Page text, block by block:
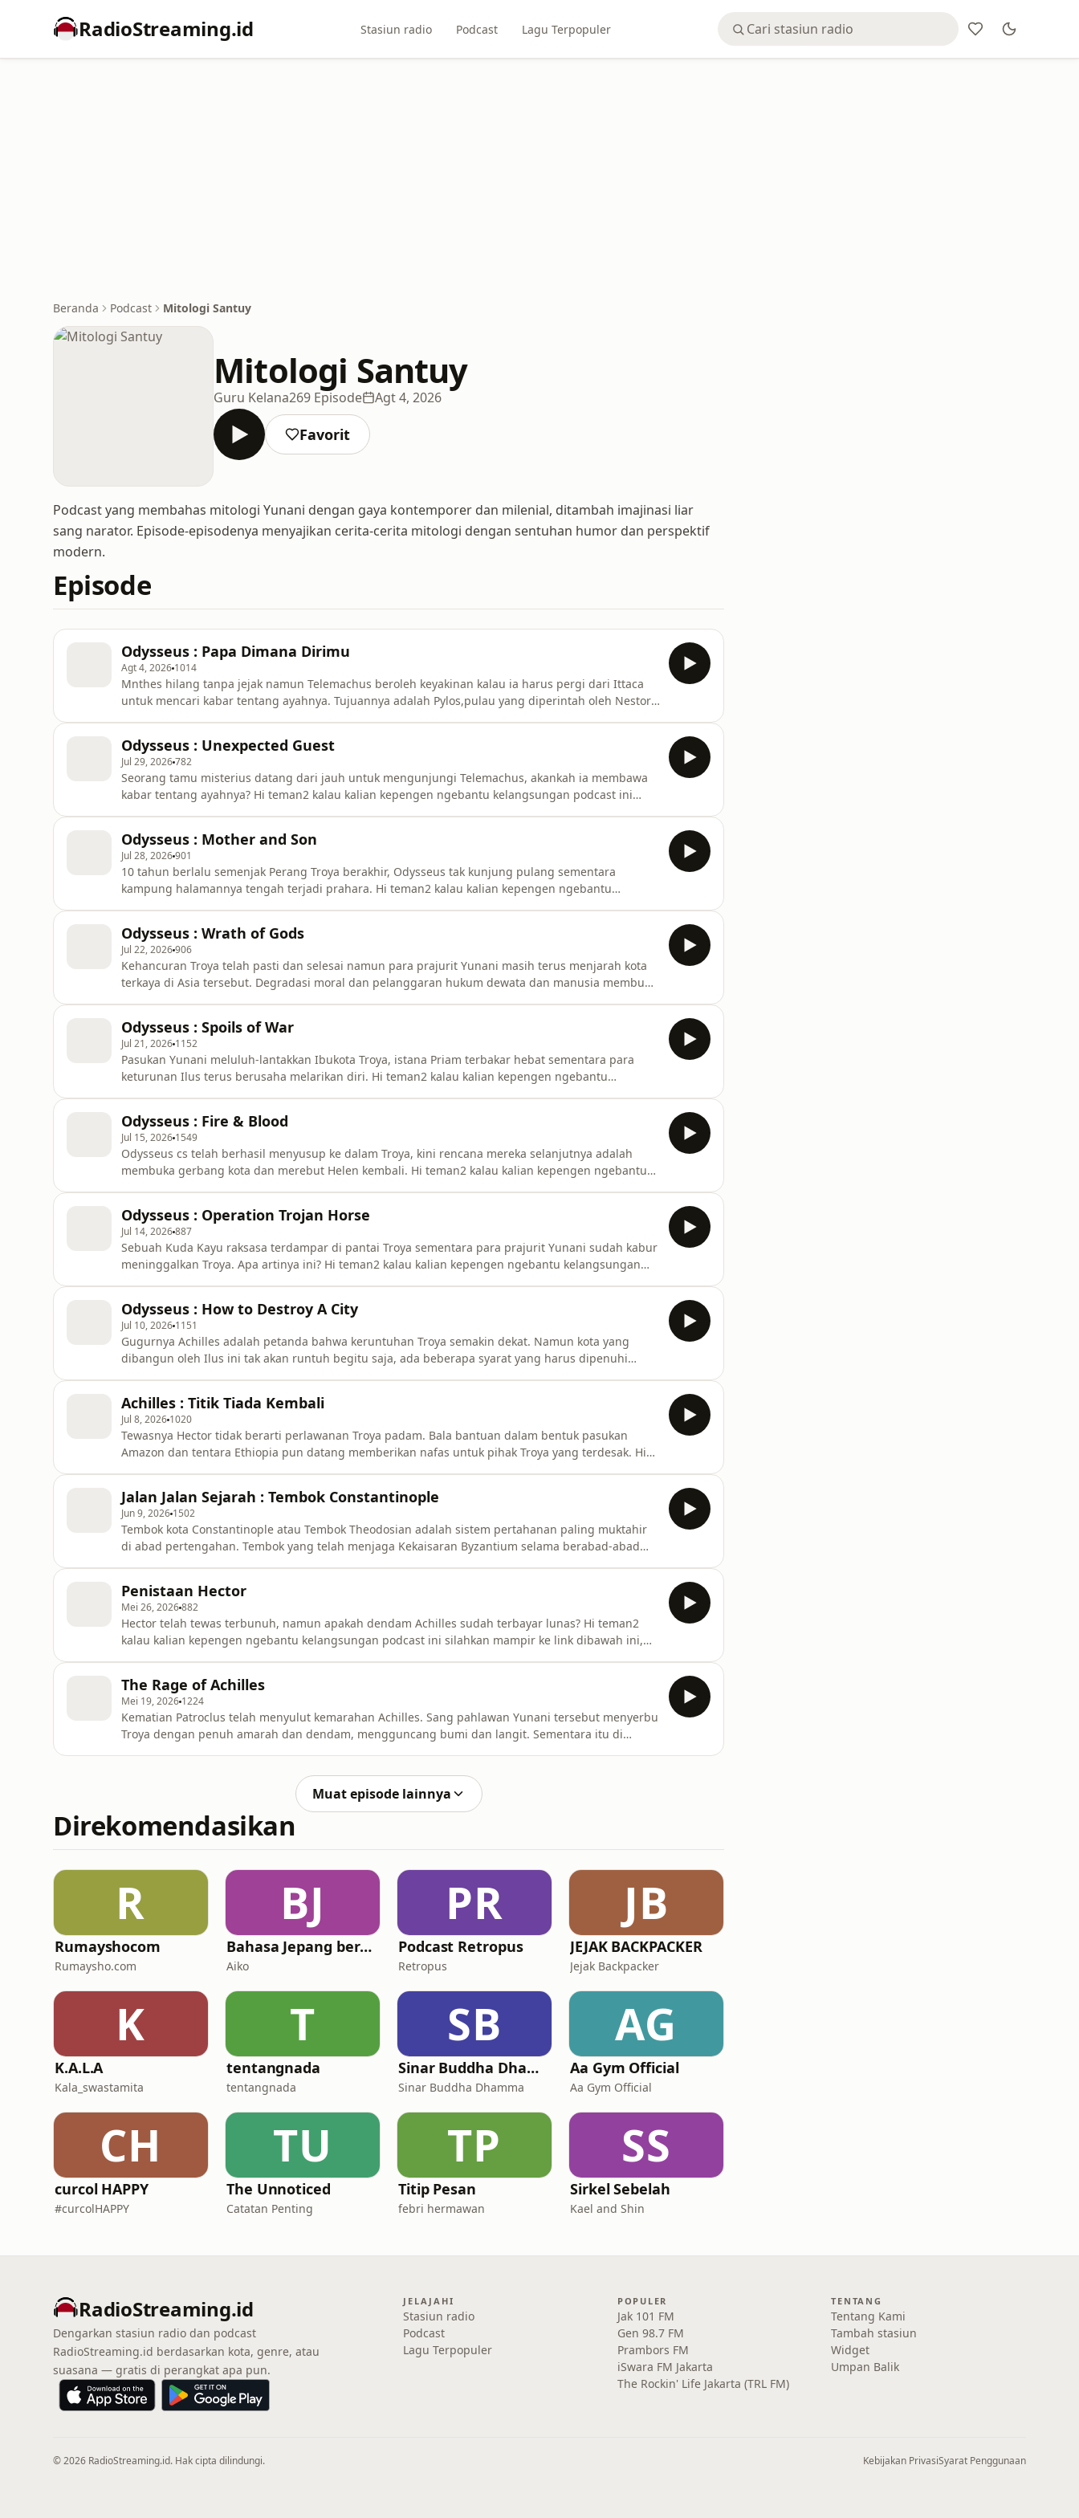
RadioStreaming.id Stasiun radio Podcast Lagu Terpopuler
Beranda Podcast Mitologi Santuy
Mitologi Santuy
Guru Kelana269 Episode Agt 4, 2026
Favorit
Podcast yang membahas mitologi Yunani dengan gaya kontemporer dan milenial, ditambah imajinasi liar
sang narator. Episode-episodenya menyajikan cerita-cerita mitologi dengan sentuhan humor dan perspektif
modern.
Episode
Odysseus : Papa Dimana Dirimu
Agt 4, 2026 1014
Mnthes hilang tanpa jejak namun Telemachus beroleh keyakinan kalau ia harus pergi dari Ittaca
untuk mencari kabar tentang ayahnya. Tujuannya adalah Pylos,pulau yang diperintah oleh Nestor,
membantu.teer.id/mitologisantuyLeave a comment and
Odysseus : Unexpected Guest
Jul 29, 2026782
Seorang tamu misterius datang dari jauh untuk mengunjungi Telemachus, akankah ia membawa
kabar tentang ayahnya? Hi teman2 kalau kalian kepengen ngebantu kelangsungan podcast ini
Odysseus : Mother and Son
Jul 28, 2026901
10 tahun berlalu semenjak Perang Troya berakhir, Odysseus tak kunjung pulang sementara
kampung halamannya tengah terjadi prahara. Hi teman2 kalau kalian kepengen ngebantu
https://open.firstory.me/user/clgxemjr30dwp01tb63ab2mho/com
Odysseus : Wrath of Gods
Jul 22, 2026906
Kehancuran Troya telah pasti dan selesai namun para prajurit Yunani masih terus menjarah kota
terkaya di Asia tersebut. Degradasi moral dan pelanggaran hukum dewata dan manusia membuat
membantu.teer.id/mitologisantuyLeave a comment and share yo
Odysseus : Spoils of War
Jul 21, 2026 1152
Pasukan Yunani meluluh-lantakkan Ibukota Troya, istana Priam terbakar hebat sementara para
keturunan Ilus terus berusaha melarikan diri. Hi teman2 kalau kalian kepengen ngebantu
https://open.firstory.me/user/clgxemjr30dwp01tb63ab2
Odysseus : Fire & Blood
Jul 15, 2026 1549
Odysseus cs telah berhasil menyusup ke dalam Troya, kini rencana mereka selanjutnya adalah
membuka gerbang kota dan merebut Helen kembali. Hi teman2 kalau kalian kepengen ngebantu
https://open.firstory.me/user/clgxemjr30dwp01tb63a
Odysseus : Operation Trojan Horse
Jul 14, 2026887
Sebuah Kuda Kayu raksasa terdampar di pantai Troya sementara para prajurit Yunani sudah kabur
meninggalkan Troya. Apa artinya ini? Hi teman2 kalau kalian kepengen ngebantu kelangsungan
https://open.firstory.me/user/clgxemjr30dwp01tb63ab2mho/co
Odysseus : How to Destroy A City
Jul 10, 2026 1151
Gugurnya Achilles adalah petanda bahwa keruntuhan Troya semakin dekat. Namun kota yang
dibangun oleh Ilus ini tak akan runtuh begitu saja, ada beberapa syarat yang harus dipenuhi
membantu.teer.id/mitologisantuyLea
Achilles : Titik Tiada Kembali
Jul 8, 2026 1020
Tewasnya Hector tidak berarti perlawanan Troya padam. Bala bantuan dalam bentuk pasukan
Amazon dan tentara Ethiopia pun datang memberikan nafas untuk pihak Troya yang terdesak. Hi
and share your thoughts: https://open
Jalan Jalan Sejarah : Tembok Constantinople
Jun 9, 2026 1502
Tembok kota Constantinople atau Tembok Theodosian adalah sistem pertahanan paling muktahir
di abad pertengahan. Tembok yang telah menjaga Kekaisaran Byzantium selama berabad-abad
kelangsungan podcast ini silahkan ma
Penistaan Hector
Mei 26, 2026882
Hector telah tewas terbunuh, namun apakah dendam Achilles sudah terbayar lunas? Hi teman2
kalau kalian kepengen ngebantu kelangsungan podcast ini silahkan mampir ke link dibawah ini,
Firstory Hosting
The Rage of Achilles
Mei 19, 2026 1224
Kematian Patroclus telah menyulut kemarahan Achilles. Sang pahlawan Yunani tersebut menyerbu
Troya dengan penuh amarah dan dendam, mengguncang bumi dan langit. Sementara itu di
podcast ini silahkan mampir ke link dibawah i
Muat episode lainnya
Direkomendasikan
R
Rumayshocom
Rumaysho.com
BJ
Bahasa Jepang bersama Aiko｜Belajar Bahasa dan Budaya Jepang
Aiko
PR
Podcast Retropus
Retropus
JB
JEJAK BACKPACKER
Jejak Backpacker
K
K.A.L.A
Kala_swastamita
T
tentangnada
tentangnada
SB
Sinar Buddha Dhamma
Sinar Buddha Dhamma
AG
Aa Gym Official
Aa Gym Official
CH
curcol HAPPY
#curcolHAPPY
TU
The Unnoticed
Catatan Penting
TP
Titip Pesan
febri hermawan
SS
Sirkel Sebelah
Kael and Shin
RadioStreaming.id
Dengarkan stasiun radio dan podcast
RadioStreaming.id berdasarkan kota, genre, atau
suasana — gratis di perangkat apa pun.
JELAJAHI
Stasiun radio
Podcast
Lagu Terpopuler
POPULER
Jak 101 FM
Gen 98.7 FM
Prambors FM
iSwara FM Jakarta
The Rockin' Life Jakarta (TRL FM)
TENTANG
Tentang Kami
Tambah stasiun
Widget
Umpan Balik
© 2026 RadioStreaming.id. Hak cipta dilindungi. Kebijakan PrivasiSyarat Penggunaan